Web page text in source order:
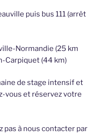
puis bus 111 (arrêt
Normandie (25 km
Carpiquet (44 km)
de stage intensif et
vous et réservez votre
pas à nous contacter par